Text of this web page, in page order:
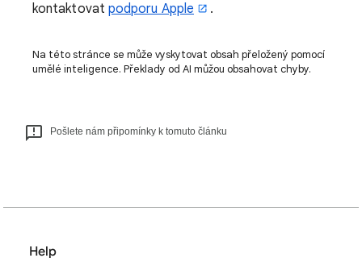
kontaktovat podporu Apple .
Na této stránce se může vyskytovat obsah přeložený pomocí
umělé inteligence. Překlady od AI můžou obsahovat chyby.
Pošlete nám připomínky k tomuto článku
Help